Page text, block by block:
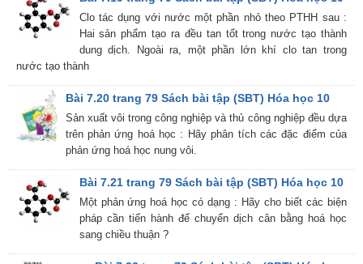
Clo tác dụng với nước một phần nhỏ theo PTHH sau :
Hai sản phẩm tạo ra đều tan tốt trong nước tạo thành
dung dịch. Ngoài ra, một phần lớn khí clo tan trong
nước tạo thành
Bài 7.20 trang 79 Sách bài tập (SBT) Hóa học 10
Sản xuất vôi trong công nghiệp và thủ công nghiệp đều dựa
trên phản ứng hoá học : Hãy phân tích các đặc điểm của
phản ứng hoá học nung vôi.
Bài 7.21 trang 79 Sách bài tập (SBT) Hóa học 10
Một phản ứng hoá học có dạng : Hãy cho biết các biện
pháp cần tiến hành để chuyển dịch cân bằng hoá học
sang chiều thuận ?